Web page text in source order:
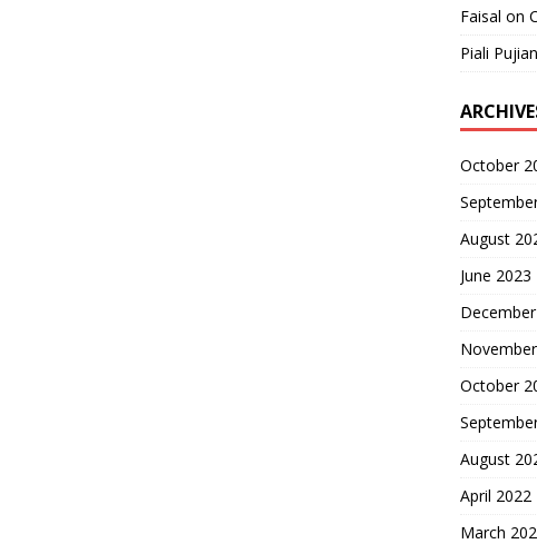
Faisal on
Piali
October
August
June 2023
October
August
April 2022
March